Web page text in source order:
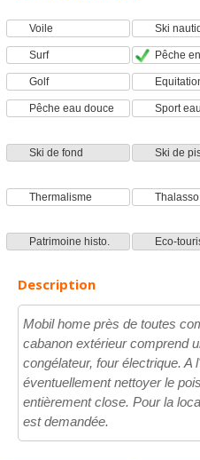
Voile Ski
Surf Pêche
Golf
Pêche eau douce Sport
Ski de fond Ski de
Thermalisme
Patrimoine histo. Eco-
Description
Mobil home près de toutes
cabanon extérieur comprend
congélateur, four électrique. A
éventuellement nettoyer le
entièrement close. Pour la
est demandée.